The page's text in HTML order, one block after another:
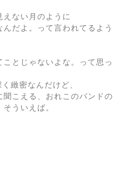
えない月のように
だよ。って言われてるよう
とじゃないよな。って思っ
緻密なんだけど、
こえる、おれこのバンドの
ういえば。